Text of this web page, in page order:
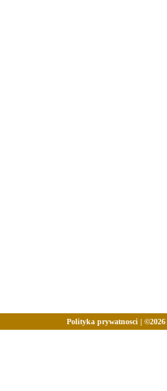
Polityka prywatnosci| ©2026